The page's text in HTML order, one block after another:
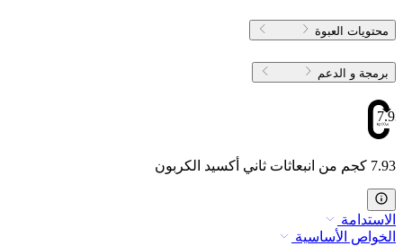
محتويات العبوة
برمجة و الدعم
7.93
7.93 كجم من انبعاثات ثاني أكسيد الكربون
الاستدامة
الخواص الأساسية